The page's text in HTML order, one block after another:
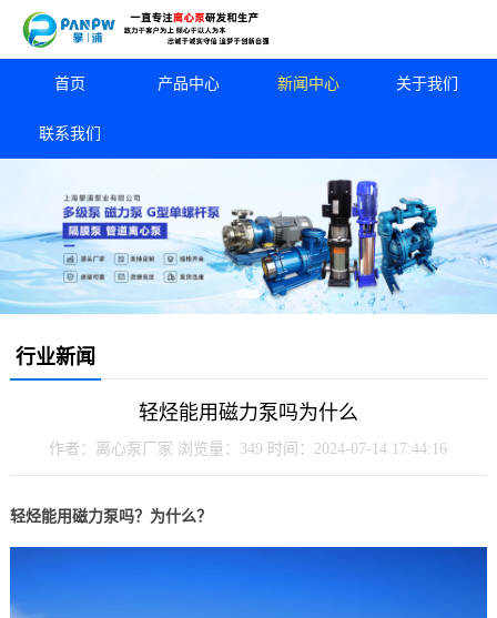
首页 产品中心 新闻中心 关于我们
联系我们
行业新闻
轻烃能用磁力泵吗为什么
作者：离心泵厂家 浏览量：349 时间：2024-07-14 17:44:16
轻烃能用磁力泵吗？为什么？